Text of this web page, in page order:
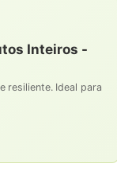
Inteiros -
resiliente. Ideal para